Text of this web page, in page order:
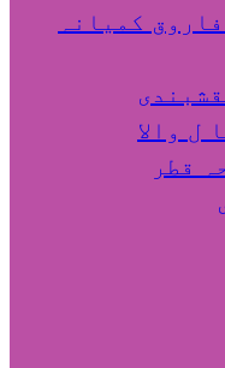
کمیانہ
ل والا
قطر